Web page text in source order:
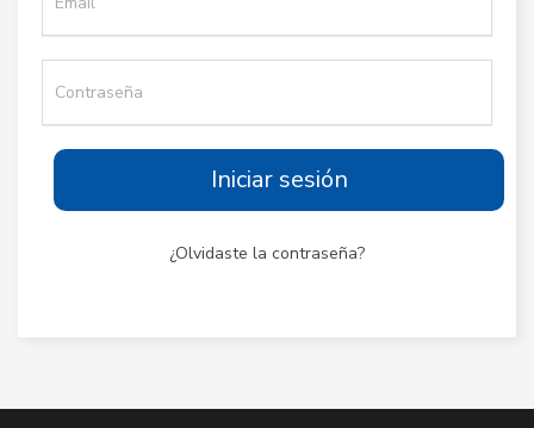
Iniciar sesión
¿Olvidaste la contraseña?